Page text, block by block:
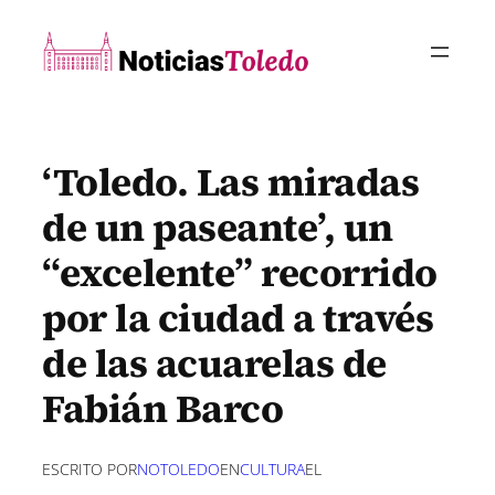
contenido
‘Toledo. Las miradas
de un paseante’, un
“excelente” recorrido
por la ciudad a través
de las acuarelas de
Fabián Barco
ESCRITO PORNOTOLEDOENCULTURAEL